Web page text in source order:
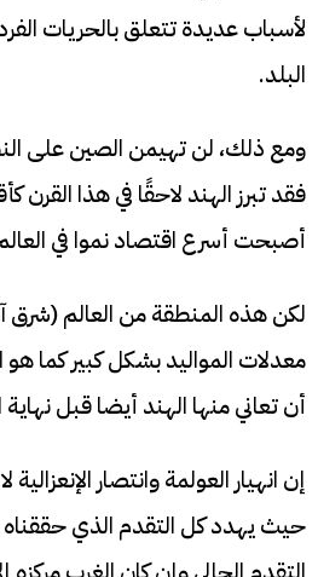
لأسباب عديدة تتعلق بالحريات
البلد.
ومع ذلك، لن تهيمن الصين على
فقد تبرز الهند لاحقًا في هذا القرن
أصبحت أسرع اقتصاد نموا في
لكن هذه المنطقة من العالم (شرق
معدلات المواليد بشكل كبير كما
أن تعاني منها الهند أيضا قبل نهاية
إن انهيار العولمة وانتصار
حيث يهدد كل التقدم الذي حققناه